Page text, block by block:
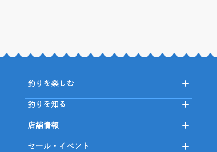
釣りを楽しむ
釣りを知る
店舗情報
セール・イベント